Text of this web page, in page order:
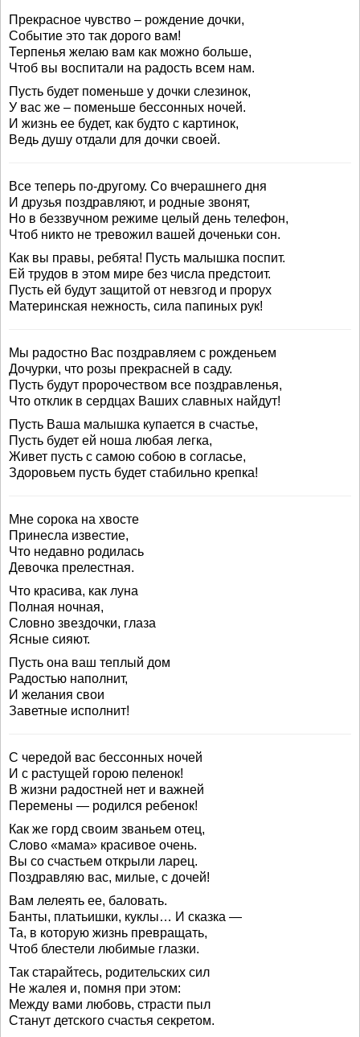
Прекрасное чувство – рождение дочки,
Событие это так дорого вам!
Терпенья желаю вам как можно больше,
Чтоб вы воспитали на радость всем нам.
Пусть будет поменьше у дочки слезинок,
У вас же – поменьше бессонных ночей.
И жизнь ее будет, как будто с картинок,
Ведь душу отдали для дочки своей.
Все теперь по-другому. Со вчерашнего дня
И друзья поздравляют, и родные звонят,
Но в беззвучном режиме целый день телефон,
Чтоб никто не тревожил вашей доченьки сон.
Как вы правы, ребята! Пусть малышка поспит.
Ей трудов в этом мире без числа предстоит.
Пусть ей будут защитой от невзгод и прорух
Материнская нежность, сила папиных рук!
Мы радостно Вас поздравляем с рожденьем
Дочурки, что розы прекрасней в саду.
Пусть будут пророчеством все поздравленья,
Что отклик в сердцах Ваших славных найдут!
Пусть Ваша малышка купается в счастье,
Пусть будет ей ноша любая легка,
Живет пусть с самою собою в согласье,
Здоровьем пусть будет стабильно крепка!
Мне сорока на хвосте
Принесла известие,
Что недавно родилась
Девочка прелестная.
Что красива, как луна
Полная ночная,
Словно звездочки, глаза
Ясные сияют.
Пусть она ваш теплый дом
Радостью наполнит,
И желания свои
Заветные исполнит!
С чередой вас бессонных ночей
И с растущей горою пеленок!
В жизни радостней нет и важней
Перемены — родился ребенок!
Как же горд своим званьем отец,
Слово «мама» красивое очень.
Вы со счастьем открыли ларец.
Поздравляю вас, милые, с дочей!
Вам лелеять ее, баловать.
Банты, платьишки, куклы… И сказка —
Та, в которую жизнь превращать,
Чтоб блестели любимые глазки.
Так старайтесь, родительских сил
Не жалея и, помня при этом:
Между вами любовь, страсти пыл
Станут детского счастья секретом.